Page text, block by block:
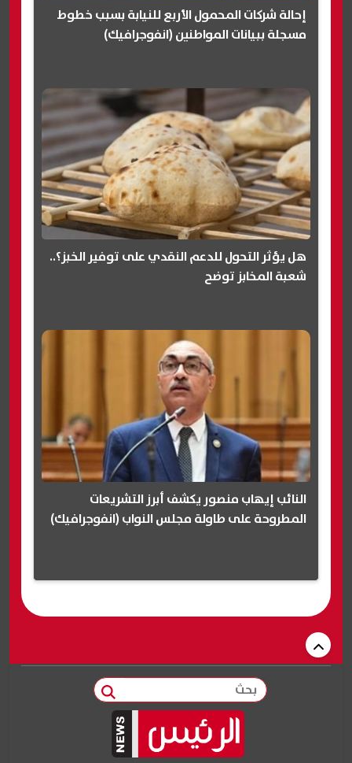
إحالة شركات المحمول الأربع للنيابة بسبب خطوط
مسجلة ببيانات المواطنين (انفوجرافيك)
هل يؤثر التحول للدعم النقدي على توفير الخبز؟..
شعبة المخابز توضح
النائب إيهاب منصور يكشف أبرز التشريعات
المطروحة على طاولة مجلس النواب (انفوجرافيك)
بحث